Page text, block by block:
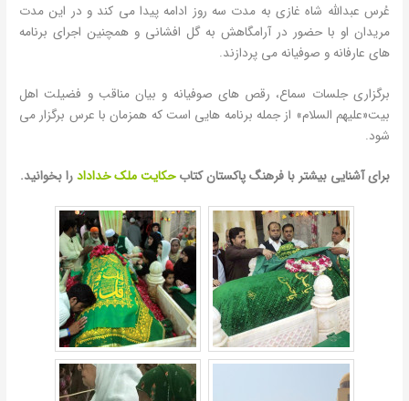
عُرس عبدالله شاه غازی به مدت سه روز ادامه پیدا می کند و در این مدت
مریدان او با حضور در آرامگاهش به گل افشانی و همچنین اجرای برنامه
های عارفانه و صوفیانه می پردازند.
برگزاری جلسات سماع، رقص های صوفیانه و بیان مناقب و فضیلت اهل
بیت«علیهم السلام» از جمله برنامه هایی است که همزمان با عرس برگزار می
شود.
برای آشنایی بیشتر با فرهنگ پاکستان کتابحکایت ملک خدادادرا بخوانید.